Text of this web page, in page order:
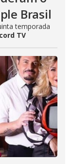
Brasil
temporada
TV